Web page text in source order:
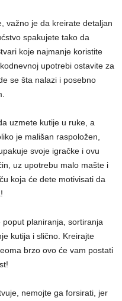
važno je da kreirate detaljan
spakujete tako da
koje najmanje koristite
upotrebi ostavite za
se šta nalazi i posebno
uzmete kutije u ruke, a
je mališan raspoložen,
svoje igračke i ovu
uz upotrebu malo mašte i
koja će dete motivisati da
planiranja, sortiranja
kutija i slično. Kreirajte
brzo ovo će vam postati
nemojte ga forsirati, jer